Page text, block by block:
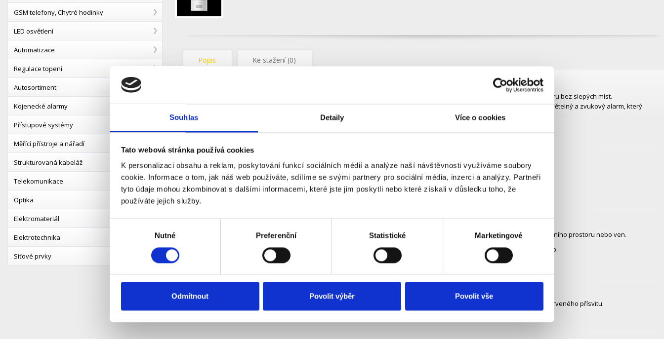
Souhlas Detaily Více o cookies
Tato webová stránka používá cookies
K personalizaci obsahu a reklam, poskytování funkcí sociálních médií a analýze naší návštěvnosti využíváme soubory
cookie. Informace o tom, jak náš web používáte, sdílíme se svými partnery pro sociální média, inzerci a analýzy. Partneři
tyto údaje mohou zkombinovat s dalšími informacemi, které jste jim poskytli nebo které získali v důsledku toho, že
používáte jejich služby.
Nutné Preferenční Statistické Marketingové
Odmítnout Povolit výběr Povolit vše
GSM telefony, Chytré hodinky
LED osvětlení
Automatizace
Regulace topení
Autosortiment
Kojenecké alarmy
Přístupové systémy
Měřící přístroje a nářadí
Strukturovaná kabeláž
Telekomunikace
Optika
Elektromateriál
Elektrotechnika
Síťové prvky
Popis Ke stažení (0)
Kamera nabízí plné 360° pokrytí díky možnosti otáčení (pan) a naklápění (tilt), takže máš dokonalý přehled o celém prostoru bez slepých míst.
Díky pokročilé AI detekci automaticky rozpozná a sleduje osoby, vozidla i domácí mazlíčky. Při podezřelé aktivitě spustí světelný a zvukový alarm, který
okamžitě odradí vetřelce.
Už není potřeba instalovat více kamer pro pokrytí všech úhlů.
Důležité upozornění
Pro správné fungování kamery eufy Wired Cam C31 je nutné aktualizovat aplikaci eufy na:
iOS: verze 6.0.00_260205232922 nebo novější
Android: verze 6.0.01_21698 nebo novější
Díky kompaktnímu designu a variabilní montáži se kamera hodí prakticky kamkoliv, například do obývacího pokoje, vstupního prostoru nebo ven.
Kamera má certifikaci IP66, takže je odolná vůči vodě i prachu. Podporuje instalaci klasicky i obráceně, například pod strop.
Součástí balení je montážní držák a voděodolný napájecí kabel.
Plnobarevné noční vidění
S technologií PureColor Vision získáš ostré a realistické barevné záběry i v noci, a to bez nutnosti reflektorů nebo infračerveného přísvitu.